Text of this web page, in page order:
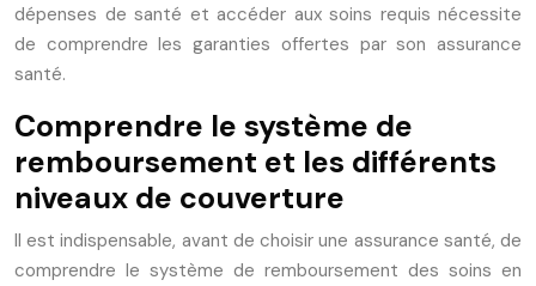
dépenses de santé et accéder aux soins requis nécessite
de comprendre les garanties offertes par son assurance
santé.
Comprendre le système de
remboursement et les différents
niveaux de couverture
Il est indispensable, avant de choisir une assurance santé, de
comprendre le système de remboursement des soins en